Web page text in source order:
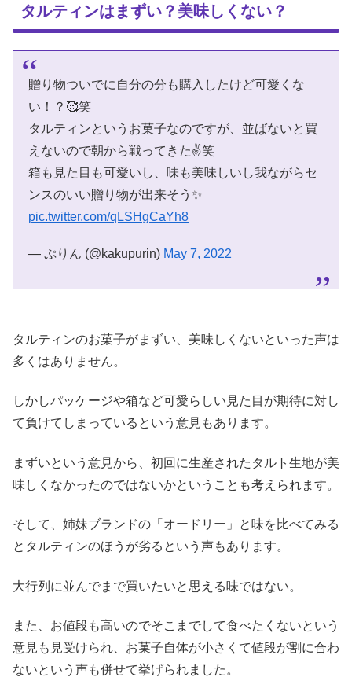
タルティンはまずい？美味しくない？
贈り物ついでに自分の分も購入したけど可愛くな
い！？🥰笑
タルティンというお菓子なのですが、並ばないと買
えないので朝から戦ってきた✌️笑
箱も見た目も可愛いし、味も美味しいし我ながらセ
ンスのいい贈り物が出来そう✨
pic.twitter.com/qLSHgCaYh8
— ぷりん (@kakupurin) May 7, 2022
タルティンのお菓子がまずい、美味しくないといった声は
多くはありません。
しかしパッケージや箱など可愛らしい見た目が期待に対し
て負けてしまっているという意見もあります。
まずいという意見から、初回に生産されたタルト生地が美
味しくなかったのではないかということも考えられます。
そして、姉妹ブランドの「オードリー」と味を比べてみる
とタルティンのほうが劣るという声もあります。
大行列に並んでまで買いたいと思える味ではない。
また、お値段も高いのでそこまでして食べたくないという
意見も見受けられ、お菓子自体が小さくて値段が割に合わ
ないという声も併せて挙げられました。